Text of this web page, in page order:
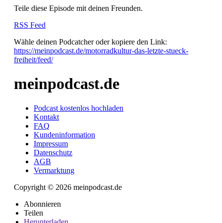
Teile diese Episode mit deinen Freunden.
RSS Feed
Wähle deinen Podcatcher oder kopiere den Link:
https://meinpodcast.de/motorradkultur-das-letzte-stueck-
freiheit/feed/
meinpodcast.de
Podcast kostenlos hochladen
Kontakt
FAQ
Kundeninformation
Impressum
Datenschutz
AGB
Vermarktung
Copyright © 2026 meinpodcast.de
Abonnieren
Teilen